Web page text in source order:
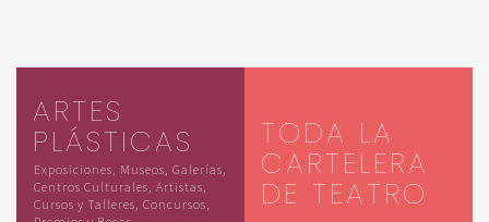
ARTES
PLÁSTICAS
Exposiciones, Museos, Galerías,
Centros Culturales, Artistas,
Cursos y Talleres, Concursos,
TODA LA
CARTELERA
DE TEATRO